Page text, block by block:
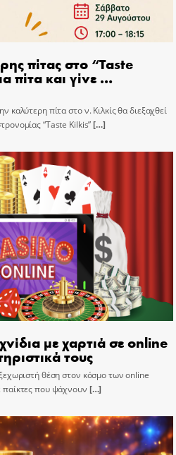
πίτας στο “Taste
πίτα και γίνε …
καλύτερη πίτα στο ν. Κιλκίς θα διεξαχθεί
“Taste Kilkis”[…]
με χαρτιά σε online
τους
θέση στον κόσμο των online
παίκτες που ψάχνουν […]